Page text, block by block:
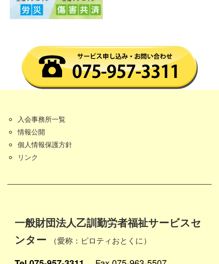
入会事務所一覧
情報公開
個人情報保護方針
リンク
一般財団法人乙訓勤労者福祉サービスセ
ンター
（愛称：ピロティおとくに）